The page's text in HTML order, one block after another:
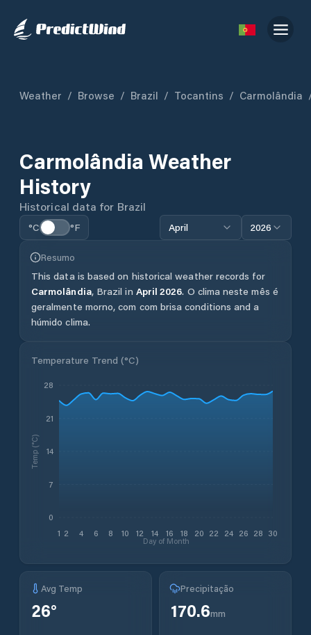
Weather / Browse / Brazil / Tocantins / Carmolândia
Carmolândia Weather
History
Historical data for Brazil
°C °F April 2026
Resumo
This data is based on historical weather records for
Carmolândia, Brazil in April 2026. O clima neste mês é
geralmente morno, com com brisa conditions and a
húmido clima.
Temperature Trend (°C)
1 2 4 6 8 10 12 14 16 18 20 22 24 26 28 30
Day of Month
0
7
14
21
28
Temp (°C)
Avg Temp
26°
Precipitação
170.6mm